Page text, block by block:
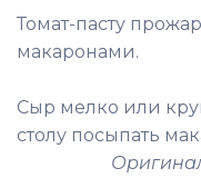
Томат-пасту
макаронами.
Сыр мелко или
столу посыпать